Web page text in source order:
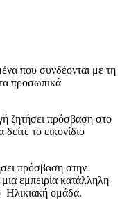
που συνδέονται με τη
προσωπικά
ζητήσει πρόσβαση στο
το εικονίδιο
πρόσβαση στην
εμπειρία κατάλληλη
Ηλικιακή ομάδα.